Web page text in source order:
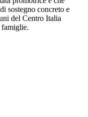
sostegno concreto e
del Centro Italia
famiglie.